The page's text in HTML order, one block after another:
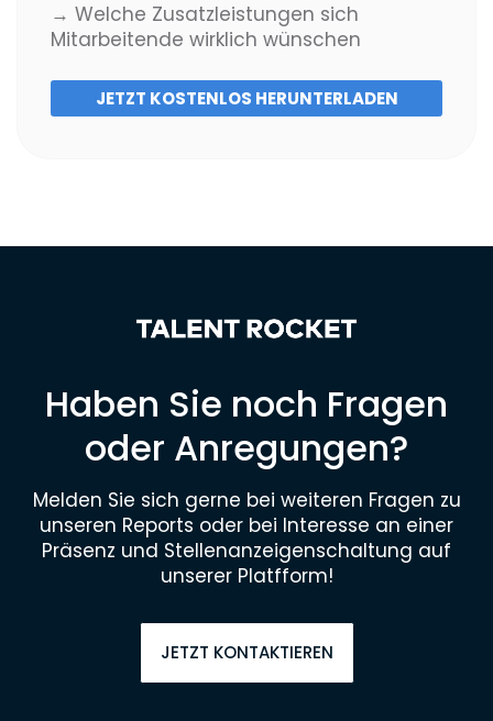
→ Welche Zusatzleistungen sich
Mitarbeitende wirklich wünschen
JETZT KOSTENLOS HERUNTERLADEN
Haben Sie noch Fragen
oder Anregungen?
Melden Sie sich gerne bei weiteren Fragen zu
unseren Reports oder bei Interesse an einer
Präsenz und Stellenanzeigenschaltung auf
unserer Platfform!
JETZT KONTAKTIEREN